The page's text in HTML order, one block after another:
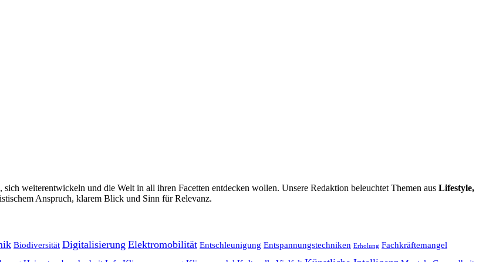
weiterentwickeln und die Welt in all ihren Facetten entdecken wollen. Unsere Redaktion beleuchtet Themen aus Lifestyle,
Anspruch, klarem Blick und Sinn für Relevanz.
Biodiversität Digitalisierung Elektromobilität Entschleunigung Entspannungstechniken Erholung Fachkräftemangel